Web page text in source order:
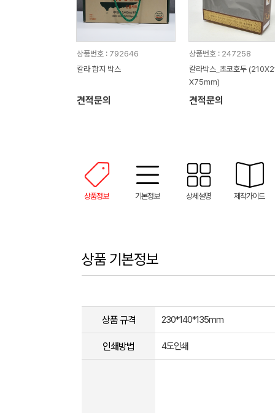
상품번호 : 792646
칼라 합지 박스
견적문의
상품번호 : 247258
칼라박스_초코호두
X75mm)
견적문의
상품정보 기본정보 상세설명 제작가이드
상품 기본정보
상품 규격 230*140*135mm
인쇄방법 4도인쇄